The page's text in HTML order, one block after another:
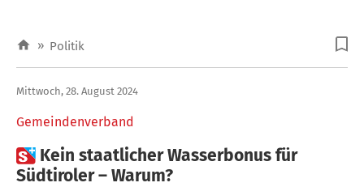
» Politik
Gemeindenverband
Mittwoch, 28. August 2024
 Kein staatlicher Wasserbonus für
Südtiroler – Warum?